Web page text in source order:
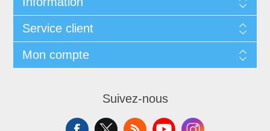
Service client
Mon compte
Suivez-nous